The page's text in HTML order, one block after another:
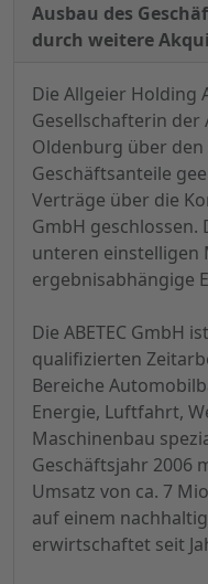
Ausbau des
durch weitere
Die Allgeier Holding
Gesellschafterin der
Oldenburg über den
Geschäftsanteile
Verträge über die
GmbH
unteren einstelligen
ergebnisabhängige
Die ABETEC GmbH
qualifizierten
Bereiche
Energie, Luftfahrt,
Maschinenbau
Geschäftsjahr 2006
Umsatz von ca. 7
auf einem
erwirtschaftet seit